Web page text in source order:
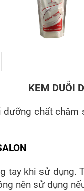
KEM DUỖI
dưỡng chất chăm
tay khi sử dụng.
nên sử dụng